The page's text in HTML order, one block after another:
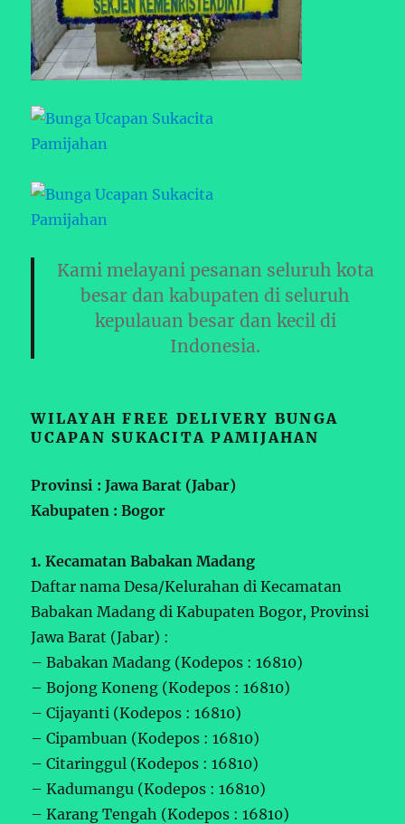
Kami melayani pesanan seluruh kota
besar dan kabupaten di seluruh
kepulauan besar dan kecil di
Indonesia.
WILAYAH FREE DELIVERY BUNGA
UCAPAN SUKACITA PAMIJAHAN
Provinsi : Jawa Barat (Jabar)
Kabupaten : Bogor
1. Kecamatan Babakan Madang
Daftar nama Desa/Kelurahan di Kecamatan
Babakan Madang di Kabupaten Bogor, Provinsi
Jawa Barat (Jabar) :
– Babakan Madang (Kodepos : 16810)
– Bojong Koneng (Kodepos : 16810)
– Cijayanti (Kodepos : 16810)
– Cipambuan (Kodepos : 16810)
– Citaringgul (Kodepos : 16810)
– Kadumangu (Kodepos : 16810)
– Karang Tengah (Kodepos : 16810)